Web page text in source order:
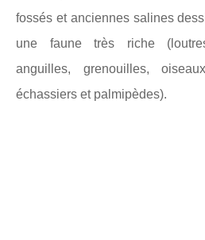
fossés et anciennes salines
une faune très riche
anguilles, grenouilles,
échassiers et palmipèdes).